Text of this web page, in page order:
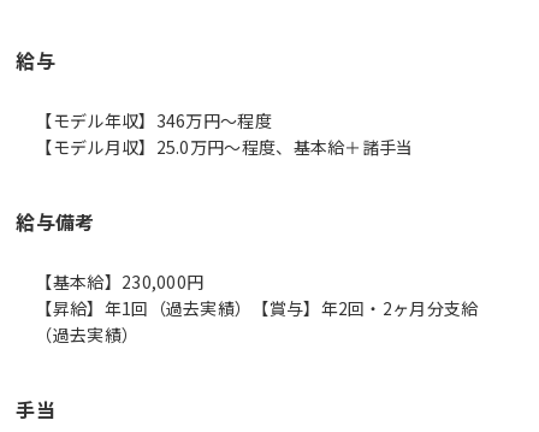
給与
【モデル年収】346万円〜程度
【モデル月収】25.0万円〜程度、基本給＋諸手当
給与備考
【基本給】230,000円
【昇給】年1回（過去実績）【賞与】年2回・2ヶ月分支給
（過去実績）
手当